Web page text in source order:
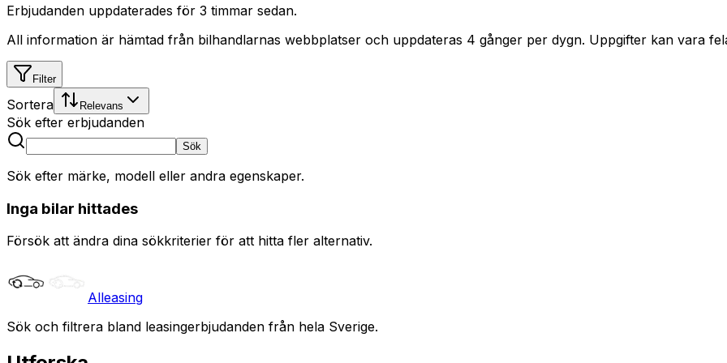
Erbjudanden uppdaterades för 3 timmar sedan.
All information är hämtad från bilhandlarnas webbplatser och uppdateras 4 gånger per dygn. Uppgifter kan vara
Filter
Sortera Relevans
Sök efter erbjudanden
Sök
Sök efter märke, modell eller andra egenskaper.
Inga bilar hittades
Försök att ändra dina sökkriterier för att hitta fler alternativ.
Alleasing
Sök och filtrera bland leasingerbjudanden från hela Sverige.